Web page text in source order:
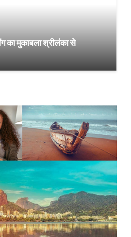
का मुकाबला श्रीलंका से